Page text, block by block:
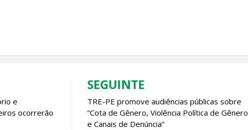
e
ocorrerão
SEGUINTE
TRE-PE promove audiências públicas sobre
“Cota de Gênero, Violência Política de Gênero
e Canais de Denúncia”